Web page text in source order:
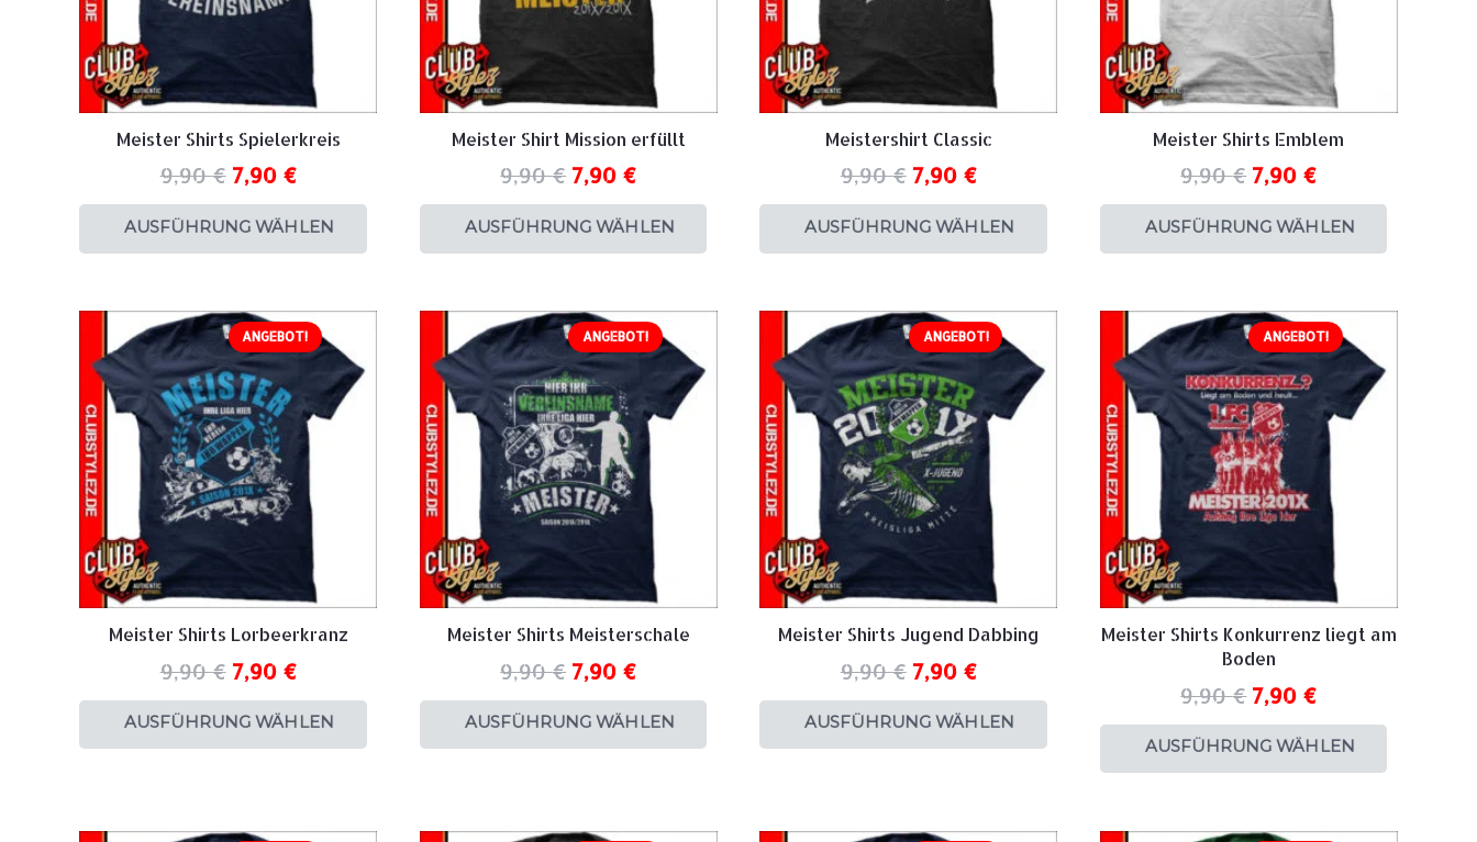
Meister Shirts Spielerkreis
9,90€ 7,90 €
AUSFÜHRUNG WÄHLEN
Meister Shirt Mission erfüllt
9,90€ 7,90 €
AUSFÜHRUNG WÄHLEN
Meistershirt Classic
9,90€ 7,90 €
AUSFÜHRUNG WÄHLEN
Meister Shirts Emblem
9,90€ 7,90 €
AUSFÜHRUNG WÄHLEN
ANGEBOT!
Meister Shirts Lorbeerkranz
9,90€ 7,90 €
AUSFÜHRUNG WÄHLEN
ANGEBOT!
Meister Shirts Meisterschale
9,90€ 7,90 €
AUSFÜHRUNG WÄHLEN
ANGEBOT!
Meister Shirts Jugend Dabbing
9,90€ 7,90 €
AUSFÜHRUNG WÄHLEN
ANGEBOT!
Meister Shirts Konkurrenz liegt am
Boden
9,90€ 7,90 €
AUSFÜHRUNG WÄHLEN